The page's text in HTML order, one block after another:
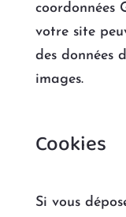
coordonnées
votre site
des données
images.
Cookies
Si vous